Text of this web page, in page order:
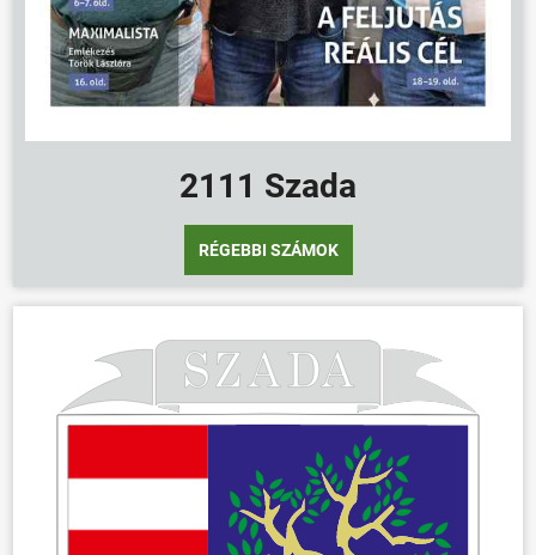
2111 Szada
RÉGEBBI SZÁMOK